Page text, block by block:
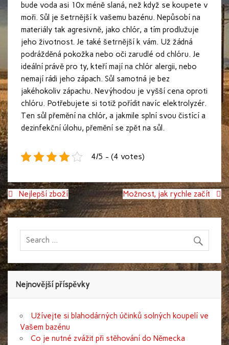
bude voda asi 10x méně slaná, než když se koupete v
moři. Sůl je šetrnější k vašemu bazénu. Nepůsobí na
materiály tak agresivně, jako chlór, a tím prodlužuje
jeho životnost. Je také šetrnější k vám. Už žádná
podrážděná pokožka nebo oči zarudlé od chlóru. Je
ideální právě pro ty, kteří mají na chlór alergii, nebo
nemají rádi jeho zápach. Sůl samotná je bez
jakéhokoliv zápachu. Nevýhodou je vyšší cena oproti
chlóru. Potřebujete si totiž pořídit navíc elektrolyzér.
Ten sůl přemění na chlór, a jakmile splní svou čistící a
dezinfekční úlohu, přemění se zpět na sůl.
4/5 - (4 votes)
Navigace
pro
příspěvek
Nejlepší zboží Možnost, jak rychle začít
Nejnovější příspěvky
Užívejte si blahodárných účinků solných koupelí ve
Vašem bazénu
Co je nutné zvážit při stěhování do Německa